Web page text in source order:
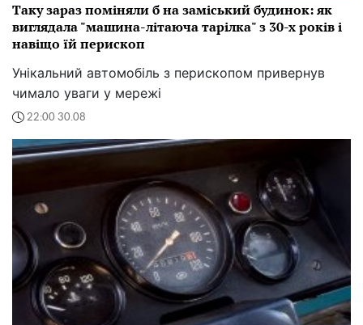
Таку зараз поміняли б на заміський будинок: як
виглядала "машина-літаюча тарілка" з 30-х років і
навіщо їй перископ
Унікальний автомобіль з перископом привернув
чимало уваги у мережі
22:00 30.08